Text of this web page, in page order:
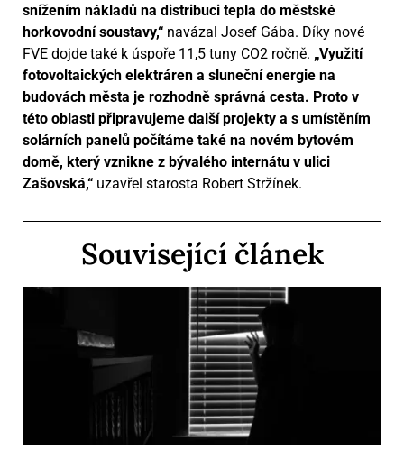
snížením nákladů na distribuci tepla do městské
horkovodní soustavy,“ navázal Josef Gába. Díky nové
FVE dojde také k úspoře 11,5 tuny CO2 ročně. „Využití
fotovoltaických elektráren a sluneční energie na
budovách města je rozhodně správná cesta. Proto v
této oblasti připravujeme další projekty a s umístěním
solárních panelů počítáme také na novém bytovém
domě, který vznikne z bývalého internátu v ulici
Zašovská,“ uzavřel starosta Robert Stržínek.
Související článek